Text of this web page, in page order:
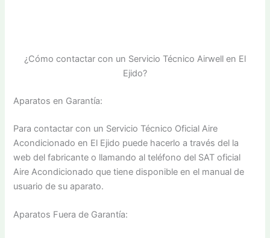
¿Cómo contactar con un Servicio Técnico Airwell en El
Ejido?
Aparatos en Garantía:
Para contactar con un Servicio Técnico Oficial Aire
Acondicionado en El Ejido puede hacerlo a través del la
web del fabricante o llamando al teléfono del SAT oficial
Aire Acondicionado que tiene disponible en el manual de
usuario de su aparato.
Aparatos Fuera de Garantía: